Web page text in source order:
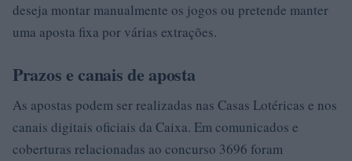
deseja montar manualmente os jogos ou pretende manter
uma aposta fixa por várias extrações.
Prazos e canais de aposta
As apostas podem ser realizadas nas Casas Lotéricas e nos
canais digitais oficiais da Caixa. Em comunicados e
coberturas relacionadas ao concurso 3696 foram